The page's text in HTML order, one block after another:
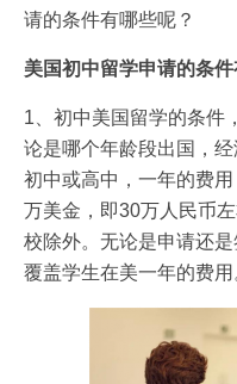
请的条件有哪些呢？
美国初中留学申请的条件
1、初中美国留学的条件
论是哪个年龄段出国，
初中或高中，一年的费
万美金，即30万人民币
校除外。无论是申请还
覆盖学生在美一年的费用